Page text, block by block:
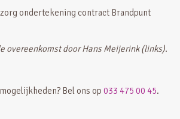
overeenkomst door Hans Meijerink (links).
Bel ons op 033 475 00 45.